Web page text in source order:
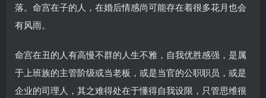
落。命宫在子的人，在婚后情感尚可能存在着很多花月也会
有风雨。
命宫在丑的人有高慢不群的人生不雅，自我优胜感强，是属
于上班族的主管阶级或当老板，或是当官的公职职员，或是
企业的司理人，其之难得处在于懂得自我设限，只管思维很